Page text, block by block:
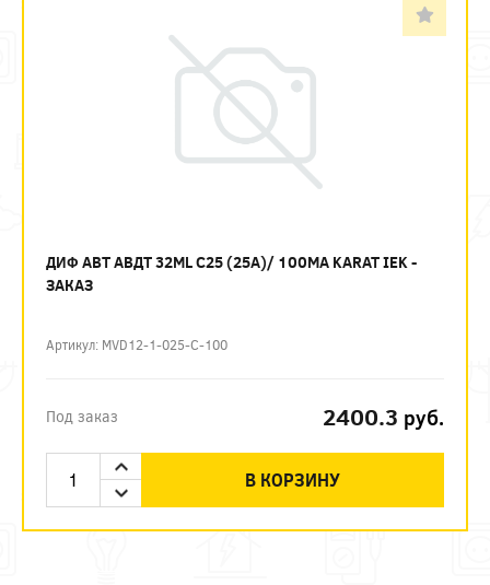
ДИФ АВТ АВДТ 32ML C25 (25А)/ 100МА KARAT IEK -
ЗАКАЗ
Артикул: MVD12-1-025-C-100
Под заказ 2400.3 руб.
В КОРЗИНУ